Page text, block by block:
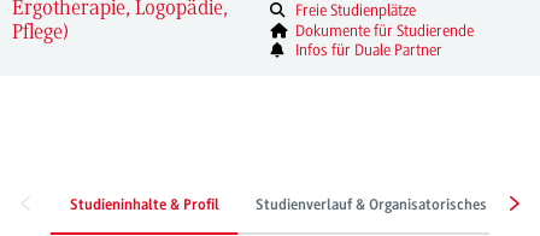
Ergotherapie, Logopädie,
Pflege)
Freie Studienplätze
Dokumente für Studierende
Infos für Duale Partner
Studieninhalte & Profil Studienverlauf & Organisatorisches